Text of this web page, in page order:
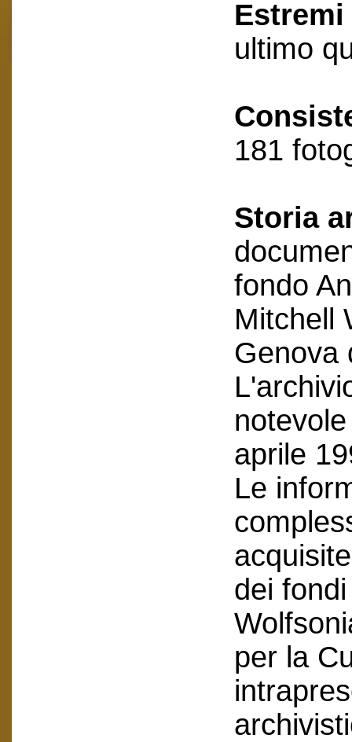
ultimo
181
Storia
fondo
Mitchell
Genova
aprile
Le
dei
per la